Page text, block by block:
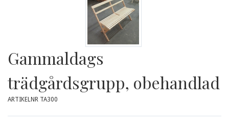
Gammaldags
trädgårdsgrupp, obehandlad
ARTIKELNR TA300